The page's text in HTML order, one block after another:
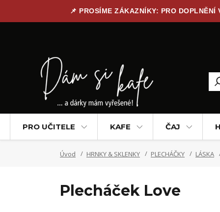
📌 PROSÍME ZÁKAZNÍKY: PRO
PRO UČITELE KAFE ČAJ
Úvod HRNKY & SKLENKY PLECHÁČKY LÁSKA
Plecháček Love